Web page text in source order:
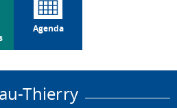
Agenda
Thierry